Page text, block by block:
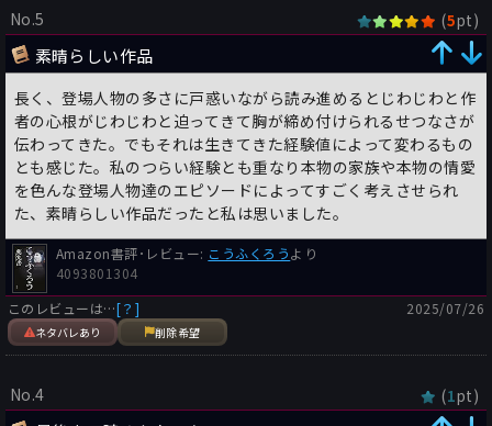
No.5 (5pt)
素晴らしい作品
長く、登場人物の多さに戸惑いながら読み進めるとじわじわと作
者の心根がじわじわと迫ってきて胸が締め付けられるせつなさが
伝わってきた。でもそれは生きてきた経験値によって変わるもの
とも感じた。私のつらい経験とも重なり本物の家族や本物の情愛
を色んな登場人物達のエピソードによってすごく考えさせられ
た、素晴らしい作品だったと私は思いました。
Amazon書評･レビュー: こうふくろうより
4093801304
このレビューは…[？]
ネタバレあり 削除希望
2025/07/26
No.4 (1pt)